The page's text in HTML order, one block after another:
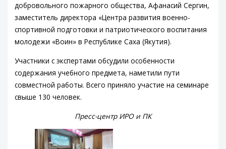
добровольного пожарного общества, Афанасий Сергин,
заместитель директора «Центра развития военно-
спортивной подготовки и патриотического воспитания
молодежи «Воин» в Республике Саха (Якутия).
Участники с экспертами обсудили особенности
содержания учебного предмета, наметили пути
совместной работы. Всего приняло участие на семинаре
свыше 130 человек.
Пресс-центр ИРО и ПК